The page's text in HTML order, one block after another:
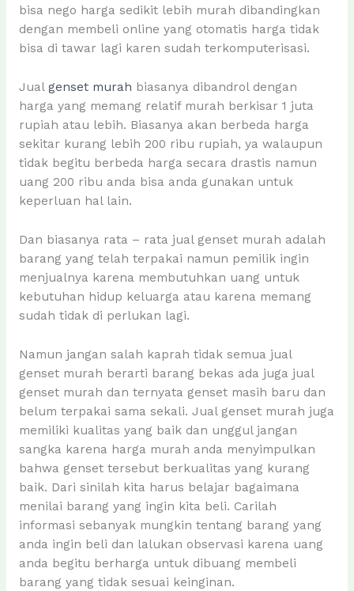
bisa nego harga sedikit lebih murah dibandingkan
dengan membeli online yang otomatis harga tidak
bisa di tawar lagi karen sudah terkomputerisasi.
Jual genset murah biasanya dibandrol dengan
harga yang memang relatif murah berkisar 1 juta
rupiah atau lebih. Biasanya akan berbeda harga
sekitar kurang lebih 200 ribu rupiah, ya walaupun
tidak begitu berbeda harga secara drastis namun
uang 200 ribu anda bisa anda gunakan untuk
keperluan hal lain.
Dan biasanya rata – rata jual genset murah adalah
barang yang telah terpakai namun pemilik ingin
menjualnya karena membutuhkan uang untuk
kebutuhan hidup keluarga atau karena memang
sudah tidak di perlukan lagi.
Namun jangan salah kaprah tidak semua jual
genset murah berarti barang bekas ada juga jual
genset murah dan ternyata genset masih baru dan
belum terpakai sama sekali. Jual genset murah juga
memiliki kualitas yang baik dan unggul jangan
sangka karena harga murah anda menyimpulkan
bahwa genset tersebut berkualitas yang kurang
baik. Dari sinilah kita harus belajar bagaimana
menilai barang yang ingin kita beli. Carilah
informasi sebanyak mungkin tentang barang yang
anda ingin beli dan lalukan observasi karena uang
anda begitu berharga untuk dibuang membeli
barang yang tidak sesuai keinginan.